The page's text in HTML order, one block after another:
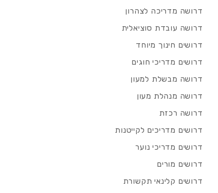
דרושה מדריכה לצהרון
דרושה עובדת סוציאלית
דרושים חינוך מיוחד
דרושים מדריכי חוגים
דרושה מבשלת למעון
דרושה מנהלת מעון
דרושה רכזת
דרושים מדריכים לקייטנות
דרושים מדריכי נוער
דרושים מורים
דרושים קלינאי תקשורת